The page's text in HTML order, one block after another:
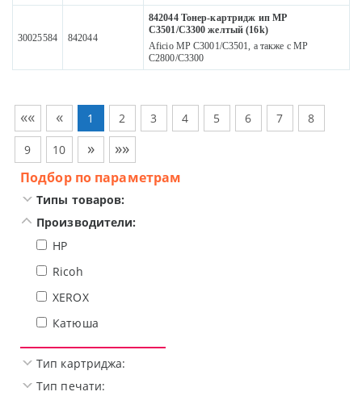
30025584 842044
842044 Тонер-картридж ип MP
С3501/C3300 желтый (16k)
Aficio MP C3001/C3501, а также с MP
C2800/C3300
«« « 1 2 3 4 5 6 7 8
9 10 » »»
Подбор по параметрам
Типы товаров:
Производители:
HP
Ricoh
XEROX
Катюша
Тип картриджа:
Тип печати: